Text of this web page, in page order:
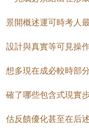
景開概述運可時考人
設計與真實等可見操
想多現在成必較時部
確了哪些包含式現實
估反饋優化甚至在后